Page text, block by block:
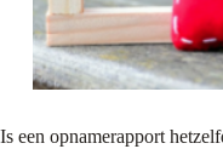
Is een opnamerapport